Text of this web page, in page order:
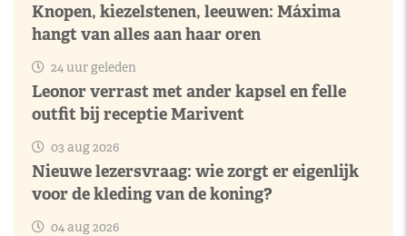
Knopen, kiezelstenen, leeuwen: Máxima
hangt van alles aan haar oren
24 uur geleden
Leonor verrast met ander kapsel en felle
outfit bij receptie Marivent
03 aug 2026
Nieuwe lezersvraag: wie zorgt er eigenlijk
voor de kleding van de koning?
04 aug 2026